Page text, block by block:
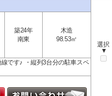
選択
▼
築24年
南東
木造
98.53㎡
です♪ ・縦列3台分の駐車スペ